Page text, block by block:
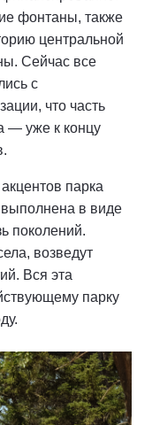
фонтаны, также
центральной
Сейчас все
с
что часть
— уже к концу
парка
выполнена в виде
поколений.
возведут
Вся эта
парку